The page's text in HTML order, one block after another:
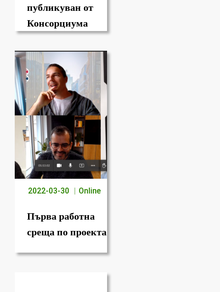
публикуван от
Консорциума
2022-03-30 Online
Първа работна
среща по проекта